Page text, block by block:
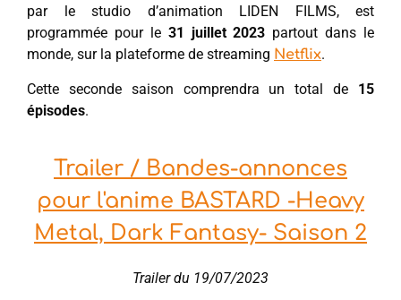
par le studio d’animation LIDEN FILMS, est
programmée pour le 31 juillet 2023 partout dans le
monde, sur la plateforme de streaming Netflix.
Cette seconde saison comprendra un total de 15
épisodes.
Trailer / Bandes-annonces
pour l'anime BASTARD -Heavy
Metal, Dark Fantasy- Saison 2
Trailer du 19/07/2023